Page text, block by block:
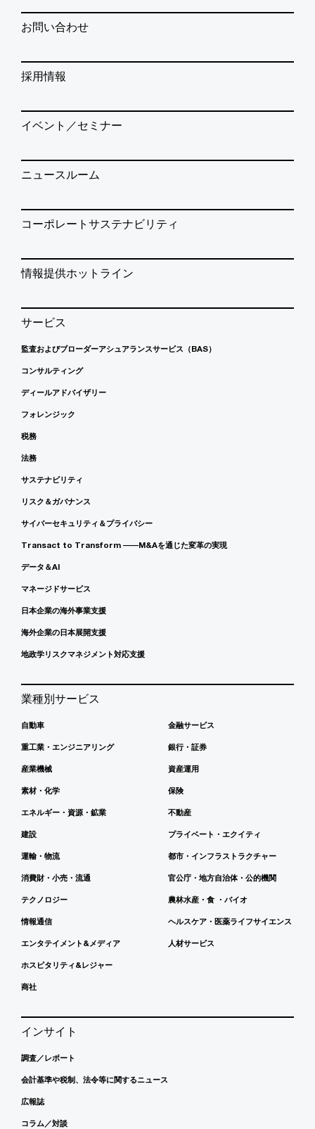
お問い合わせ
採用情報
イベント／セミナー
ニュースルーム
コーポレートサステナビリティ
情報提供ホットライン
サービス
監査およびブローダーアシュアランスサービス（BAS）
コンサルティング
ディールアドバイザリー
フォレンジック
税務
法務
サステナビリティ
リスク＆ガバナンス
サイバーセキュリティ＆プライバシー
Transact to Transform ――M&Aを通じた変革の実現
データ＆AI
マネージドサービス
日本企業の海外事業支援
海外企業の日本展開支援
地政学リスクマネジメント対応支援
業種別サービス
自動車
重工業・エンジニアリング
産業機械
素材・化学
エネルギー・資源・鉱業
建設
運輸・物流
消費財・小売・流通
テクノロジー
情報通信
エンタテイメント&メディア
ホスピタリティ&レジャー
商社
金融サービス
銀行・証券
資産運用
保険
不動産
プライベート・エクイティ
都市・インフラストラクチャー
官公庁・地方自治体・公的機関
農林水産・食 ・バイオ
ヘルスケア・医薬ライフサイエンス
人材サービス
インサイト
調査／レポート
会計基準や税制、法令等に関するニュース
広報誌
コラム／対談